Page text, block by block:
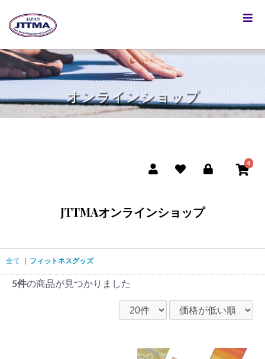
オンラインショップ
0
JTTMAオンラインショップ
全て フィットネスグッズ
5件の商品が見つかりました